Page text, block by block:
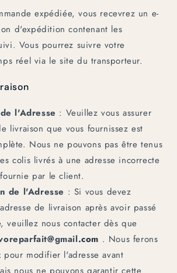
expédiée, vous recevrez un e-
d'expédition contenant les
Vous pourrez suivre votre
réel via le site du transporteur.
l'Adresse : Veuillez vous assurer
livraison que vous fournissez est
Nous ne pouvons pas être tenus
colis livrés à une adresse incorrecte
par le client.
de l'Adresse : Si vous devez
de livraison après avoir passé
veuillez nous contacter dès que
.com . Nous ferons
modifier l'adresse avant
nous ne pouvons garantir cette